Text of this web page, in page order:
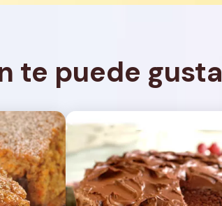
te puede